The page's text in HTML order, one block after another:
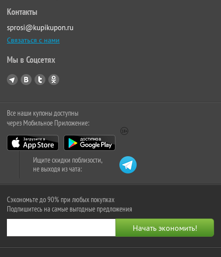
Контакты
sprosi@kupikupon.ru
Связаться с нами
Мы в Соцсетях
Все наши купоны доступны
через Мобильное Приложение:
Ищите скидки поблизости,
не выходя из чата:
Сэкономьте до 90% при любых покупках
Подпишитесь на самые выгодные предложения